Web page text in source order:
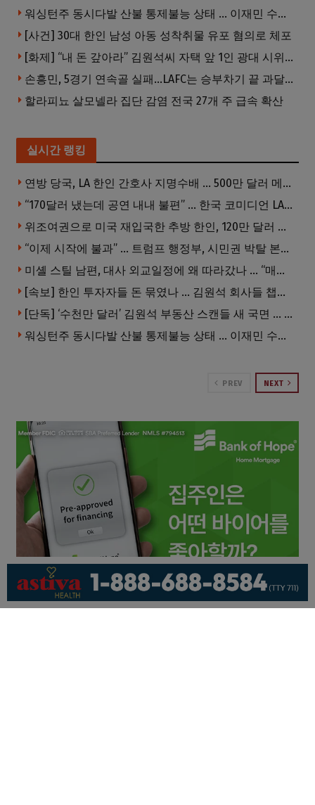
워싱턴주 동시다발 산불 통제불능 상태 … 이재민 수십만명
[사건] 30대 한인 남성 아동 성착취물 유포 혐의로 체포
[화제] “내 돈 갚아라” 김원석씨 자택 앞 1인 광대 시위 … 한인 투자사, “108만 달러 못받아”
손흥민, 5경기 연속골 실패…LAFC는 승부차기 끝 과달라하라 격파
할라피뇨 살모넬라 집단 감염 전국 27개 주 급속 확산
실시간 랭킹
연방 당국, LA 한인 간호사 지명수배 … 500만 달러 메디캐어 사기, 선고 직전 한국 도주
“170달러 냈는데 공연 내내 불편” … 한국 코미디언 LA공연, 음향 불량에 외모 비하 개그 논란
위조여권으로 미국 재입국한 추방 한인, 120만 달러 은행 사기 행각
“이제 시작에 불과” … 트럼프 행정부, 시민권 박탈 본격화
미셸 스틸 남편, 대사 외교일정에 왜 따라갔나 … “매우 이례적”
[속보] 한인 투자자들 돈 묶였나 … 김원석 회사들 챕터7 강제파산·자진파산 잇따라 신청
[단독] ‘수천만 달러’ 김원석 부동산 스캔들 새 국면 … 한인 투자자들 소송 잇따라 ‘디폴트’ 절차
워싱턴주 동시다발 산불 통제불능 상태 … 이재민 수십만명
PREV NEXT